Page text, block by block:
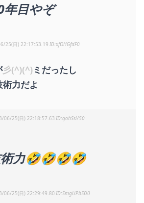
年目やぞ
25(日) 22:17:53.19 xfOHGfdF0
彡(^)(^) ミだったし
力だよ
06/25(日) 22:18:57.63 qohSsl/50
術力🤣🤣🤣🤣
06/25(日) 22:29:49.80 SmgUPbSD0